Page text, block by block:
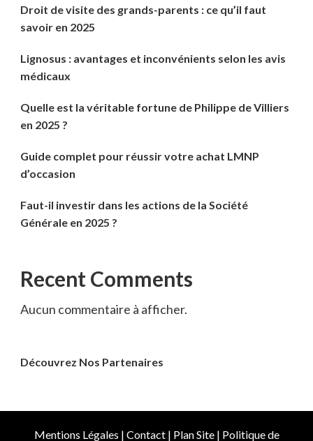
Droit de visite des grands-parents : ce qu’il faut
savoir en 2025
Lignosus : avantages et inconvénients selon les avis
médicaux
Quelle est la véritable fortune de Philippe de Villiers
en 2025 ?
Guide complet pour réussir votre achat LMNP
d’occasion
Faut-il investir dans les actions de la Société
Générale en 2025 ?
Recent Comments
Aucun commentaire à afficher.
Découvrez Nos Partenaires
Mentions Légales | Contact| Plan Site| Politique de